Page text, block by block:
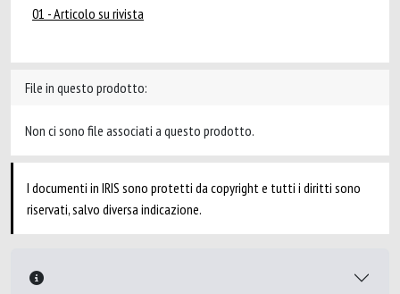
01 - Articolo su rivista
File in questo prodotto:
Non ci sono file associati a questo prodotto.
I documenti in IRIS sono protetti da copyright e tutti i diritti sono
riservati, salvo diversa indicazione.